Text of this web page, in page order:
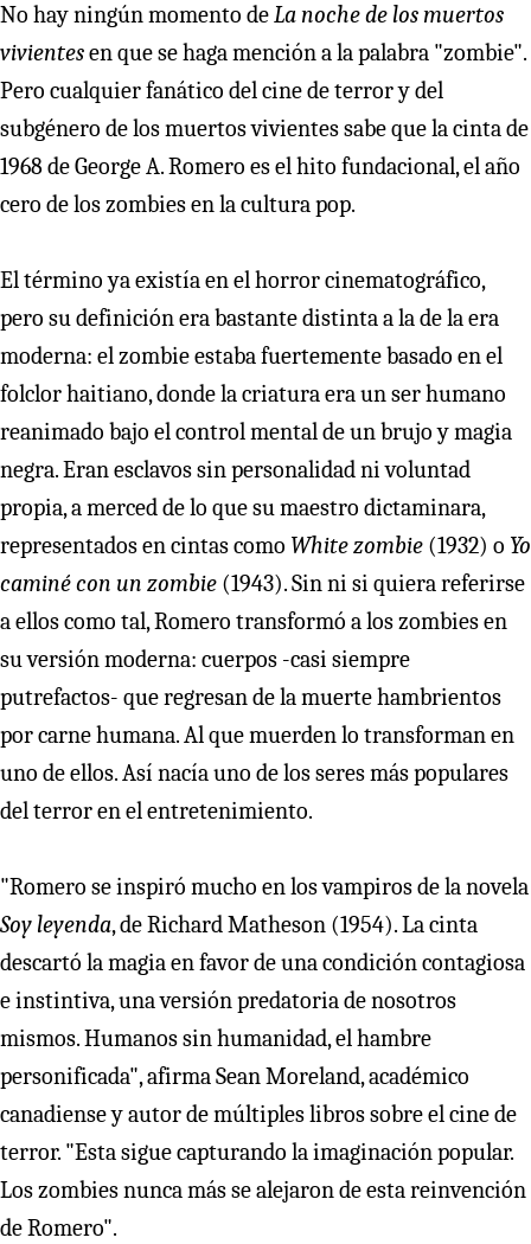
No hay ningún momento deLa noche de los muertos
vivientesen que se haga mención a la palabra "zombie".
Pero cualquier fanático del cine de terror y del
subgénero de los muertos vivientes sabe que la cinta de
1968 de George A. Romero es el hito fundacional, el año
cero de los zombies en la cultura pop.
El término ya existía en el horror cinematográfico,
pero su definición era bastante distinta a la de la era
moderna: el zombie estaba fuertemente basado en el
folclor haitiano, donde la criatura era un ser humano
reanimado bajo el control mental de un brujo y magia
negra. Eran esclavos sin personalidad ni voluntad
propia, a merced de lo que su maestro dictaminara,
representados en cintas como White zombie (1932) o Yo
caminé con un zombie (1943). Sin ni si quiera referirse
a ellos como tal, Romero transformó a los zombies en
su versión moderna: cuerpos -casi siempre
putrefactos- que regresan de la muerte hambrientos
por carne humana. Al que muerden lo transforman en
uno de ellos. Así nacía uno de los seres más populares
del terror en el entretenimiento.
"Romero se inspiró mucho en los vampiros de la novela
Soy leyenda, de Richard Matheson (1954). La cinta
descartó la magia en favor de una condición contagiosa
e instintiva, una versión predatoria de nosotros
mismos. Humanos sin humanidad, el hambre
personificada", afirma Sean Moreland, académico
canadiense y autor de múltiples libros sobre el cine de
terror. "Esta sigue capturando la imaginación popular.
Los zombies nunca más se alejaron de esta reinvención
de Romero".